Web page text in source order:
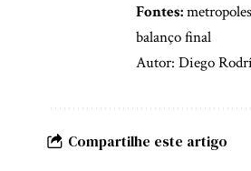
Fontes:
balanço final
Autor: Diego
Compartilhe este artigo